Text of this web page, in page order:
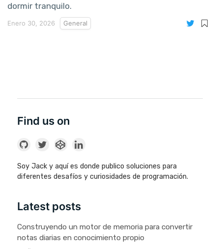
dormir tranquilo.
Enero 30, 2026 General
Find us on
Soy Jack y aquí es donde publico soluciones para
diferentes desafíos y curiosidades de programación.
Latest posts
Construyendo un motor de memoria para convertir
notas diarias en conocimiento propio